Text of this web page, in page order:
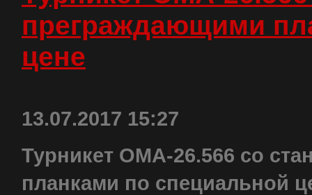
преграждающими
цене
13.07.2017 15:27
Турникет ОМА-26.566 со
планками по специальной